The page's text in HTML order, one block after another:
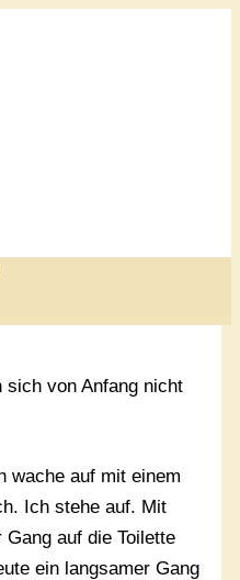
sich von Anfang nicht
wache auf mit einem
Ich stehe auf. Mit
auf die Toilette
ein langsamer Gang